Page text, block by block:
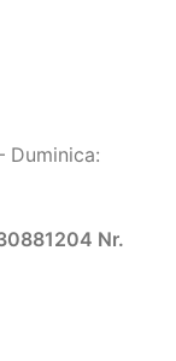
Duminica:
Nr.